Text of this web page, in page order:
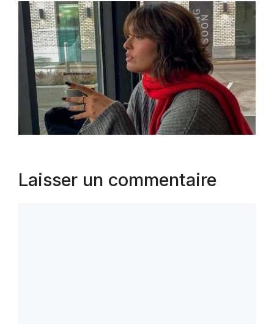
Laisser un commentaire